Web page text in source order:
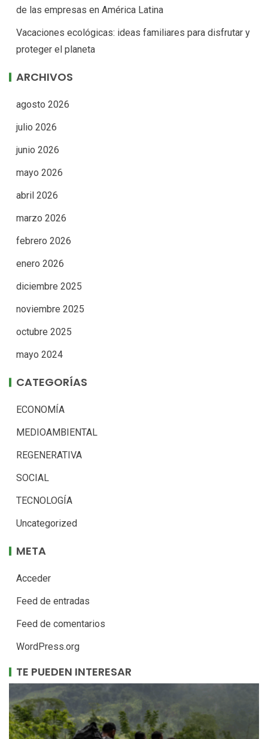
de las empresas en América Latina
Vacaciones ecológicas: ideas familiares para disfrutar y
proteger el planeta
ARCHIVOS
agosto 2026
julio 2026
junio 2026
mayo 2026
abril 2026
marzo 2026
febrero 2026
enero 2026
diciembre 2025
noviembre 2025
octubre 2025
mayo 2024
CATEGORÍAS
ECONOMÍA
MEDIOAMBIENTAL
REGENERATIVA
SOCIAL
TECNOLOGÍA
Uncategorized
META
Acceder
Feed de entradas
Feed de comentarios
WordPress.org
TE PUEDEN INTERESAR